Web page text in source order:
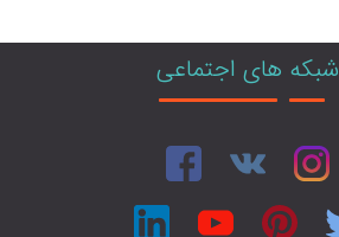
شبکه های اجتماعی